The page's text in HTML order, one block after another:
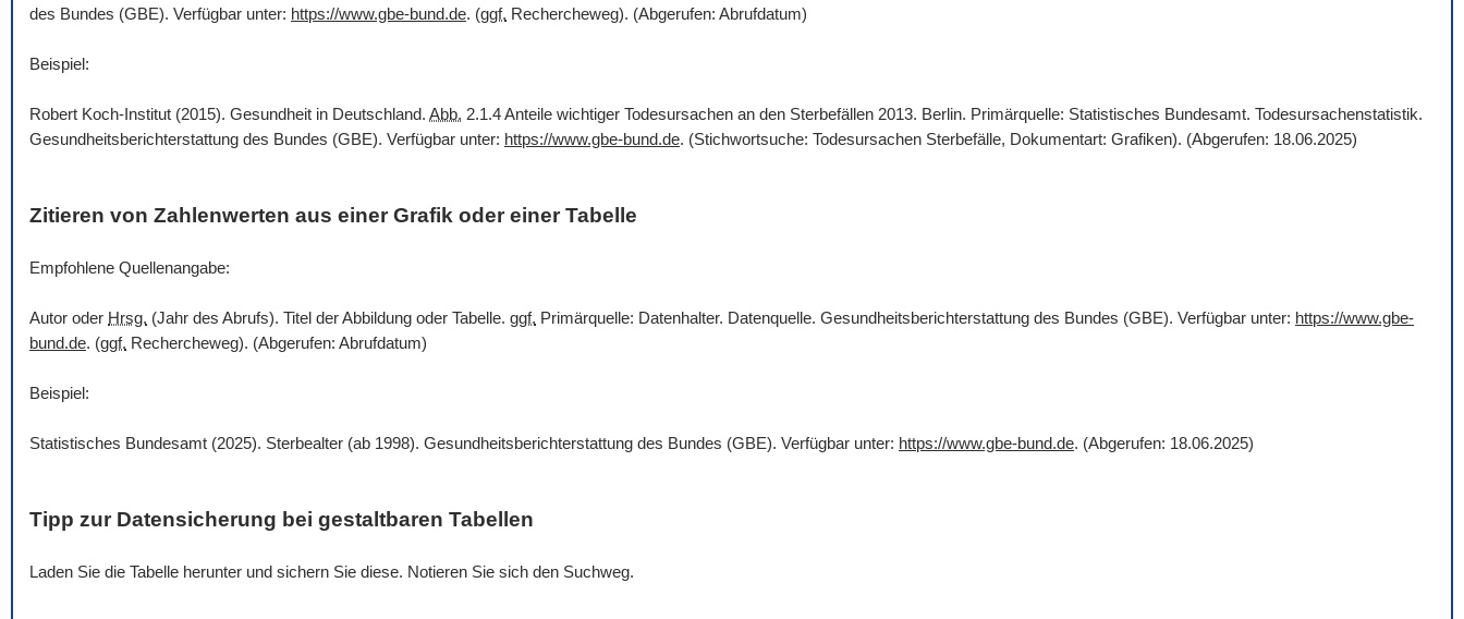
des Bundes (GBE). Verfügbar unter: https://www.gbe-bund.de. (ggf. Rechercheweg). (Abgerufen: Abrufdatum)
Beispiel:
Robert Koch-Institut (2015). Gesundheit in Deutschland. Abb. 2.1.4 Anteile wichtiger Todesursachen an den Sterbefällen 2013. Berlin. Primärquelle: Statistisches Bundesamt. Todesursachenstatistik.
Gesundheitsberichterstattung des Bundes (GBE). Verfügbar unter: https://www.gbe-bund.de. (Stichwortsuche: Todesursachen Sterbefälle, Dokumentart: Grafiken). (Abgerufen: 18.06.2025)
Zitieren von Zahlenwerten aus einer Grafik oder einer Tabelle
Empfohlene Quellenangabe:
Autor oder Hrsg. (Jahr des Abrufs). Titel der Abbildung oder Tabelle. ggf. Primärquelle: Datenhalter. Datenquelle. Gesundheitsberichterstattung des Bundes (GBE). Verfügbar unter: https://www.gbe-
bund.de. (ggf. Rechercheweg). (Abgerufen: Abrufdatum)
Beispiel:
Statistisches Bundesamt (2025). Sterbealter (ab 1998). Gesundheitsberichterstattung des Bundes (GBE). Verfügbar unter: https://www.gbe-bund.de. (Abgerufen: 18.06.2025)
Tipp zur Datensicherung bei gestaltbaren Tabellen
Laden Sie die Tabelle herunter und sichern Sie diese. Notieren Sie sich den Suchweg.